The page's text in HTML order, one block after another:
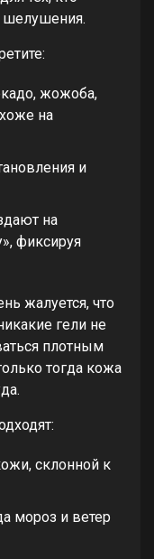
шелушения.
жожоба,
на
и
на
фиксируя
жалуется, что
гели не
плотным
тогда кожа
склонной к
мороз и ветер